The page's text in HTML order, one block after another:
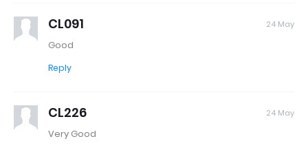
CL091 24 May
Good
Reply
CL226 24 May
Very Good